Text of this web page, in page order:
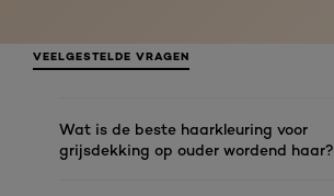
VEELGESTELDE VRAGEN
Wat is de beste haarkleuring voor
grijsdekking op ouder wordend haar?